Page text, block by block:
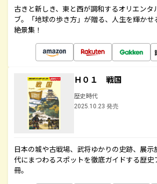
古きと新しき、東と西が調和するオリエンタ
ブ。「地球の歩き方」が贈る、人生を輝かせ
絶景集！
Ｈ０１ 戦国
歴史時代
2025.10.23 発売
日本の城や古戦場、武将ゆかりの史跡、展示
代にまつわるスポットを徹底ガイドする歴史
冊。